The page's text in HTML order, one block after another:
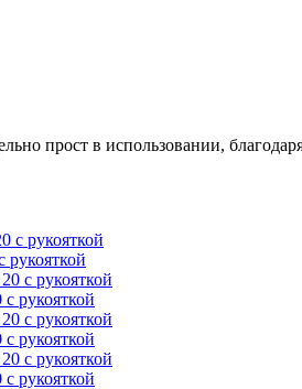
прост в использовании,
рукояткой
рукояткой
рукояткой